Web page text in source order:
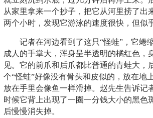
从家里拿来一个抄子，把它从河里捞了出
两个小时，发现它游泳的速度很快，但似
记者在河边看到了这只“怪蛙”，它蜷
成人的手掌大，浑身呈半透明的橘红色，
见。它的前爪和后爪都比普通的青蛙大，
个“怪蛙”好像没有骨头和皮似的，放在地
放在手里会像鱼一样滑掉。赵先生告诉记
时候它背上出现了一圈一分钱大小的黑色
后慢慢消失掉。